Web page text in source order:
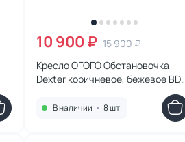
10 900 ₽ 15 900 ₽
Кресло ОГОГО Обстановочка
Dexter коричневое, бежевое BD-
В наличии • 8 шт.